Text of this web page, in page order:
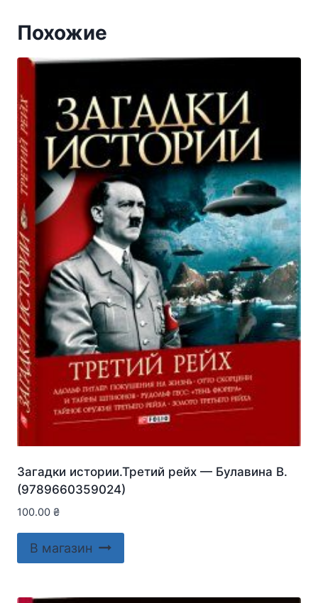
Похожие
Загадки истории.Третий рейх — Булавина В.
(9789660359024)
100.00 ₴
В магазин